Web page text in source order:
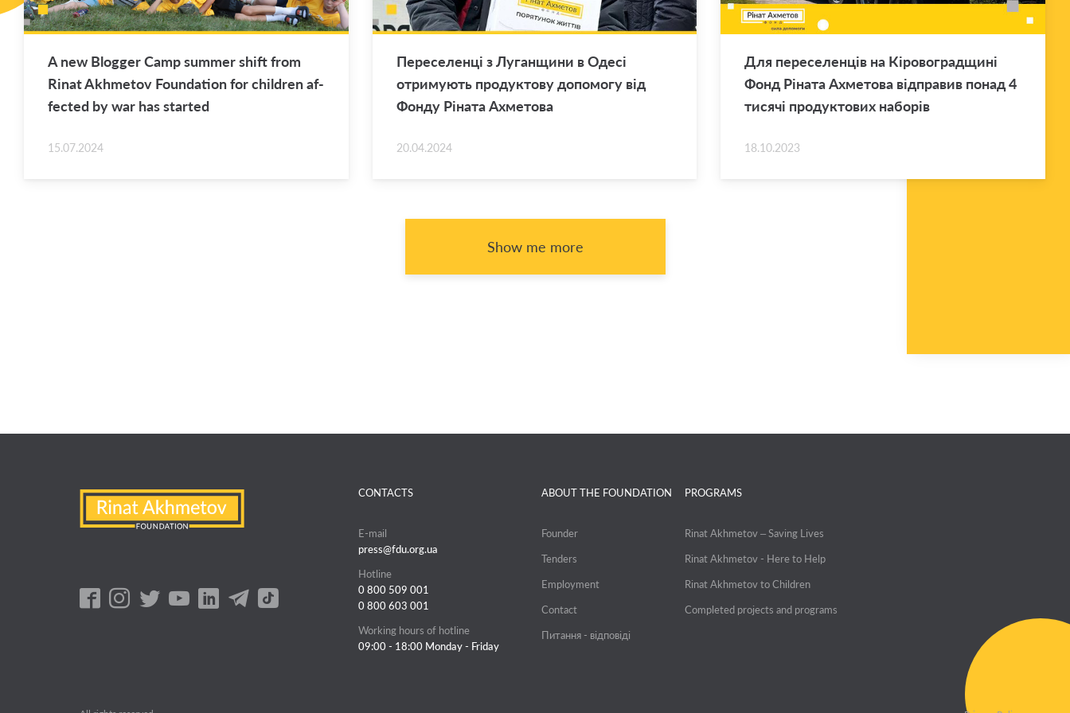
A new Blog­ger Camp sum­mer shift from
Rinat Akhme­tov Foun­da­tion for chil­dren af­
fected by war has started
15.07.2024
Переселенці з Луганщини в Одесі
отримують продуктову допомогу від
Фонду Ріната Ахметова
20.04.2024
Для переселенців на Кіровоградщині
Фонд Ріната Ахметова відправив понад 4
тисячі продуктових наборів
18.10.2023
Show me more
CONTACTS
E-mail
press@fdu.org.ua
Hotline
0 800 509 001
0 800 603 001
Working hours of hotline
09:00 - 18:00 Monday - Friday
ABOUT THE FOUNDATION
Founder
Tenders
Employment
Contact
Питання - відповіді
PROGRAMS
Rinat Akhmetov – Saving Lives
Rinat Akhmetov - Here to Help
Rinat Akhmetov to Children
Completed projects and programs